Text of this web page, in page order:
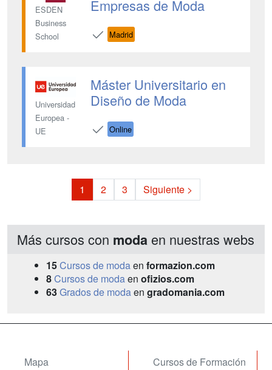
ESDEN
Business
School
Empresas de Moda
Madrid
Universidad
Europea -
UE
Máster Universitario en
Diseño de Moda
Online
1 2 3 Siguiente >
Más cursos con moda en nuestras webs
15Cursos de modaen formazion.com
8Cursos de modaen ofizios.com
63Grados de modaen gradomania.com
Mapa
Cursos de Formación